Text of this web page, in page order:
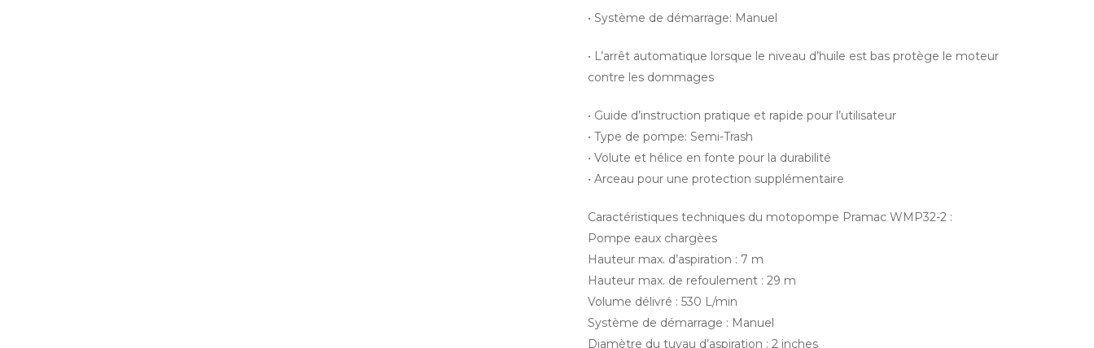
• Système de démarrage: Manuel
• L’arrêt automatique lorsque le niveau d’huile est bas protège le moteur
contre les dommages
• Guide d’instruction pratique et rapide pour l’utilisateur
• Type de pompe: Semi-Trash
• Volute et hélice en fonte pour la durabilité
• Arceau pour une protection supplémentaire
Caractéristiques techniques du motopompe Pramac WMP32-2 :
Pompe eaux chargèes
Hauteur max. d’aspiration : 7 m
Hauteur max. de refoulement : 29 m
Volume délivré : 530 L/min
Système de démarrage : Manuel
Diamètre du tuyau d’aspiration : 2 inches